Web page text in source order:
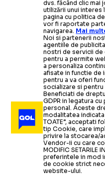
dvs. făcând clic mai
utilizării unui
pagina cu politica
vor fi raportate
navigarea. Mai
Noi si partenerii
agentiile de
nostri de servicii de
pentru a permite
a personaliza
afisate in functie de
pentru a va oferi
socializare si
Beneficiati de
GDPR in legatura
personal. Aceste
modalitatea
TOATE”, acceptati
tip Cookie, care
privire la stocarea/
Vendor-ii cu care
MODIFIC SETARILE
preferintele in mod
de cookie strict
website-ului.